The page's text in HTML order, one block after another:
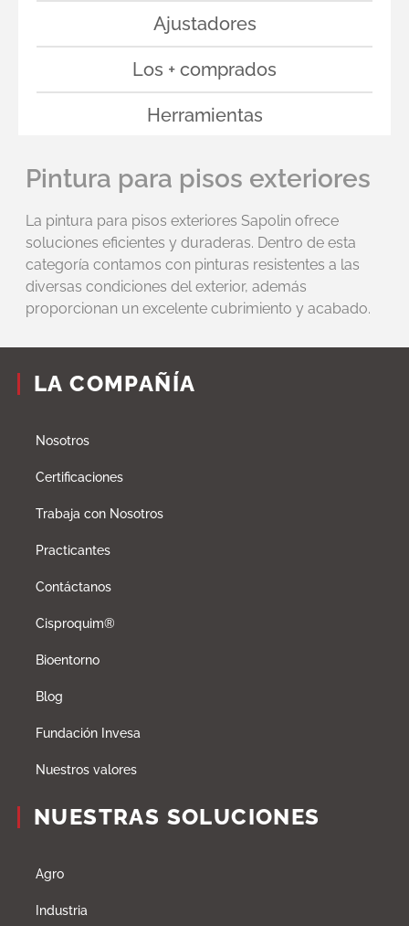
Ajustadores
Los + comprados
Herramientas
Pintura para pisos exteriores
La pintura para pisos exteriores Sapolin ofrece
soluciones eficientes y duraderas. Dentro de esta
categoría contamos con pinturas resistentes a las
diversas condiciones del exterior, además
proporcionan un excelente cubrimiento y acabado.
LA COMPAÑÍA
Nosotros
Certificaciones
Trabaja con Nosotros
Practicantes
Contáctanos
Cisproquim®
Bioentorno
Blog
Fundación Invesa
Nuestros valores
NUESTRAS SOLUCIONES
Agro
Industria